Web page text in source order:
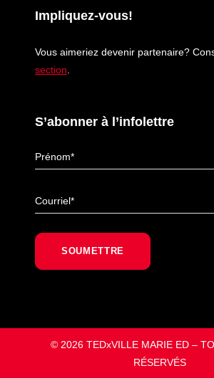
Impliquez-vous!
Vous aimeriez devenir partenaire?
section
S’abonner à l’infolettre
© 2026 TEDxVILLE MARIE ED –
RÉSERVÉS